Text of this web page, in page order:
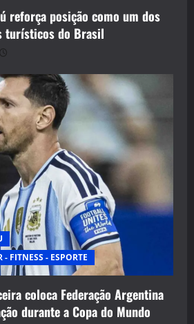
reforça posição como um dos
turísticos do Brasil
- FITNESS - ESPORTE
coloca Federação Argentina
durante a Copa do Mundo